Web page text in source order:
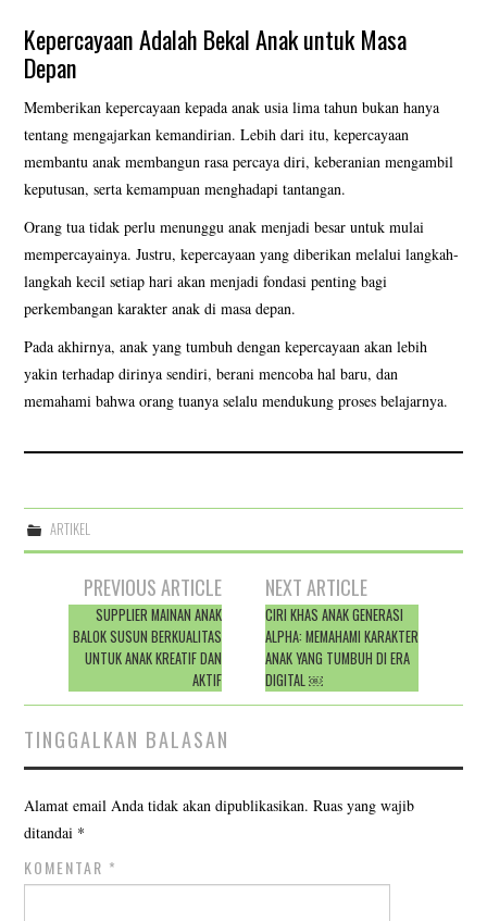
Kepercayaan Adalah Bekal Anak untuk Masa
Depan
Memberikan kepercayaan kepada anak usia lima tahun bukan hanya
tentang mengajarkan kemandirian. Lebih dari itu, kepercayaan
membantu anak membangun rasa percaya diri, keberanian mengambil
keputusan, serta kemampuan menghadapi tantangan.
Orang tua tidak perlu menunggu anak menjadi besar untuk mulai
mempercayainya. Justru, kepercayaan yang diberikan melalui langkah-
langkah kecil setiap hari akan menjadi fondasi penting bagi
perkembangan karakter anak di masa depan.
Pada akhirnya, anak yang tumbuh dengan kepercayaan akan lebih
yakin terhadap dirinya sendiri, berani mencoba hal baru, dan
memahami bahwa orang tuanya selalu mendukung proses belajarnya.
ARTIKEL
navigation
PREVIOUS ARTICLE
SUPPLIER MAINAN ANAK
BALOK SUSUN BERKUALITAS
UNTUK ANAK KREATIF DAN
AKTIF
NEXT ARTICLE
CIRI KHAS ANAK GENERASI
ALPHA: MEMAHAMI KARAKTER
ANAK YANG TUMBUH DI ERA
DIGITAL ￼
TINGGALKAN BALASAN
Alamat email Anda tidak akan dipublikasikan. Ruas yang wajib
ditandai *
KOMENTAR *